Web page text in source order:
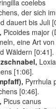
coelebs
der sich
dauert bis Juli
Picoides major
eine Art
Wäldern [0:41].
[1:06].
Pyrrhula
[0:46].
Picus canus